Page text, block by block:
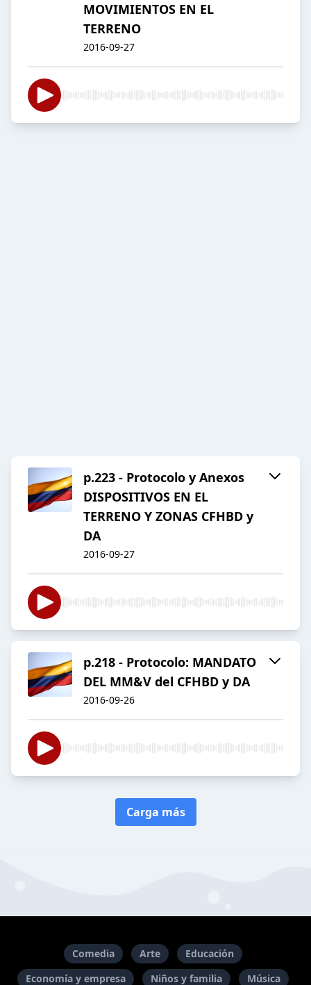
MOVIMIENTOS EN EL
TERRENO
2016-09-27
p.223 - Protocolo y Anexos
DISPOSITIVOS EN EL
TERRENO Y ZONAS CFHBD y
DA
2016-09-27
p.218 - Protocolo: MANDATO
DEL MM&V del CFHBD y DA
2016-09-26
Carga más
Comedia Arte
Educación
Economía y empresa
Niños y familia Música